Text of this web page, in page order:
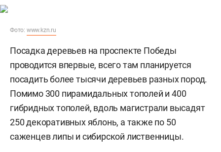
Фото: www.kzn.ru
Посадка деревьев на проспекте Победы
проводится впервые, всего там планируется
посадить более тысячи деревьев разных пород.
Помимо 300 пирамидальных тополей и 400
гибридных тополей, вдоль магистрали высадят
250 декоративных яблонь, а также по 50
саженцев липы и сибирской лиственницы.